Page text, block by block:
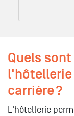
Quels
l'hôtellerie
carrière ?
L'hôtellerie